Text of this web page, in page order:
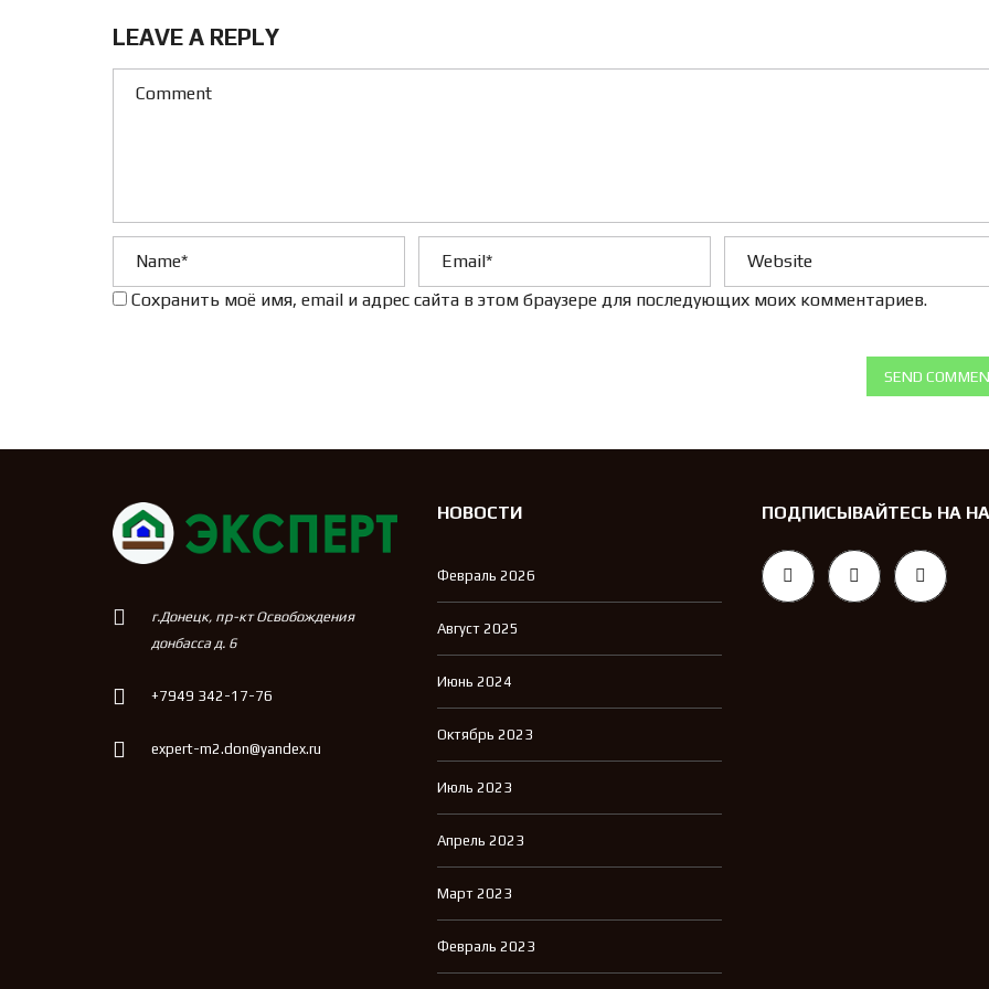
LEAVE A REPLY
Сохранить моё имя, email и адрес сайта в этом браузере для последующих моих комментариев.
SEND
г.Донецк, пр-кт Освобождения
донбасса д. 6
+7949 342-17-76
expert-m2.don@yandex.ru
НОВОСТИ
Февраль 2026
Август 2025
Июнь 2024
Октябрь 2023
Июль 2023
Апрель 2023
Март 2023
Февраль 2023
ПОДПИСЫВАЙТЕСЬ НА